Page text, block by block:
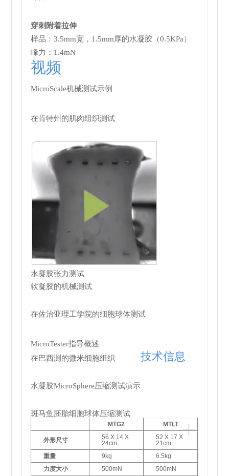
穿刺附着拉伸
样品：3.5mm宽，1.5mm厚的水凝胶（0.5KPa）
峰力：1.4mN
视频
MicroScale机械测试示例
在肯特州的肌肉组织测试
水凝胶张力测试
软凝胶的机械测试
在佐治亚理工学院的细胞球体测试
MicroTester指导概述
在巴西测的微米细胞组织
水凝胶MicroSphere压缩测试演示
斑马鱼胚胎细胞球体压缩测试
技术信息
+
MTG2 MTLT
外形尺寸
56 X 14 X
24cm
52 X 17 X
21cm
重量
9kg
6.5kg
力度大小
500mN 500mN